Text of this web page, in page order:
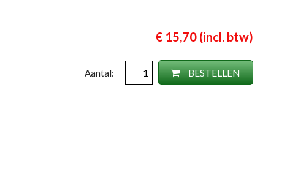
€ 15,70 (incl. btw)
Aantal: BESTELLEN